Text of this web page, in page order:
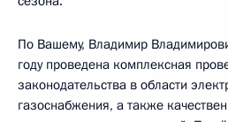
По Вашему, Владимир
году проведена комплексная
законодательства в области
газоснабжения, а также